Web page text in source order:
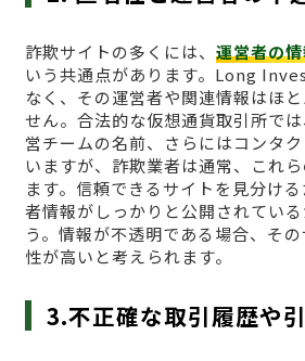
詐欺サイトの多くには、 運営者の
いう共通点があります。Long
なく、その運営者や関連情報はほ
せん。合法的な仮想通貨取引所で
営チームの名前、さらにはコンタ
いますが、詐欺業者は通常、これ
ます。信頼できるサイトを見分け
者情報がしっかりと公開されてい
う。情報が不透明である場合、そ
性が高いと考えられます。
3.不正確な取引履歴や